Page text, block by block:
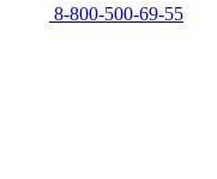
8-800-500-69-55